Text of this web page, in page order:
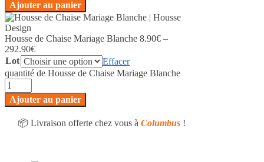
Ajouter au panier
Housse de Chaise Mariage Blanche 8.90€ –
292.90€
Lot
Effacer
quantité de Housse de Chaise Mariage Blanche
Ajouter au panier
📦 Livraison offerte chez vous à Columbus !